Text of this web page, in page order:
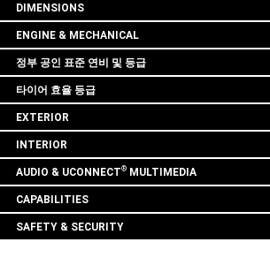
DIMENSIONS
ENGINE & MECHANICAL
정부 공인 표준 연비 및 등급
타이어 효율 등급
EXTERIOR
INTERIOR
AUDIO & UCONNECT®MULTIMEDIA
CAPABILITIES
SAFETY & SECURITY